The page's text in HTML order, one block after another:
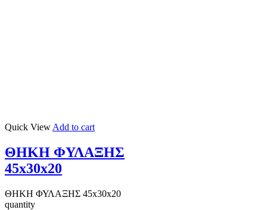
Quick View Add to cart
ΘΗΚΗ ΦΥΛΑΞΗΣ
45x30x20
ΘΗΚΗ ΦΥΛΑΞΗΣ 45x30x20
quantity